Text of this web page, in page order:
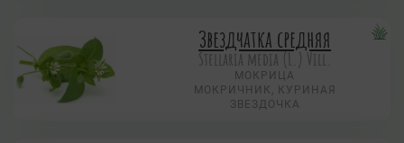
Звездчатка средняя
Stellaria media (L.) Vill.
МОКРИЦА
МОКРИЧНИК, КУРИНАЯ
ЗВЕЗДОЧКА